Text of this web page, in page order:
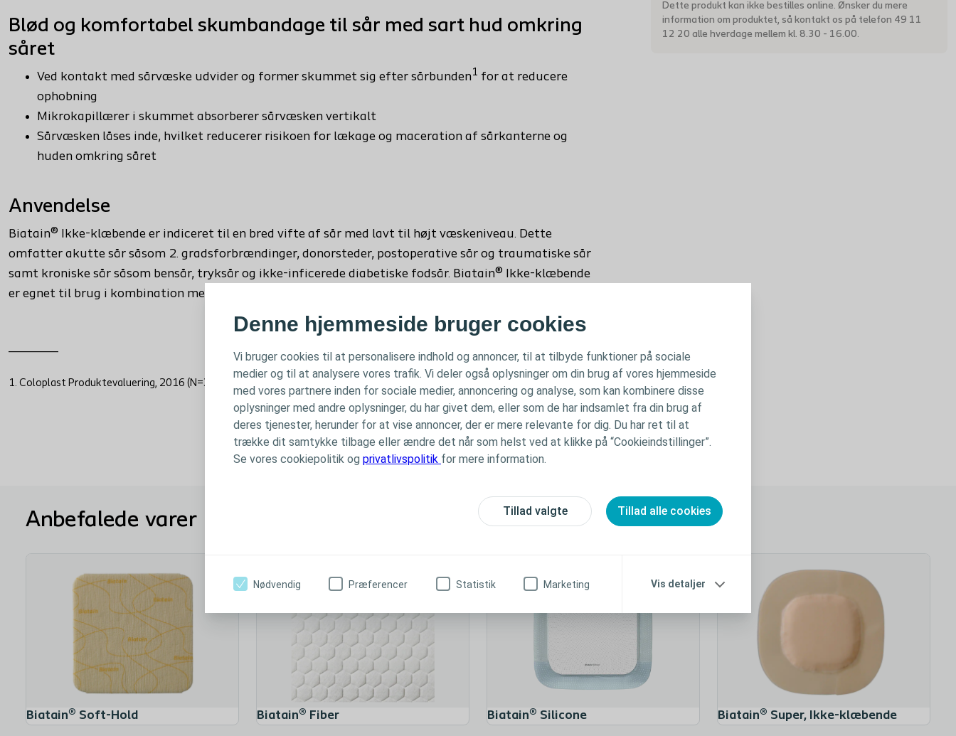
Denne hjemmeside bruger cookies
Vi bruger cookies til at personalisere indhold og annoncer, til at tilbyde funktioner på sociale
medier og til at analysere vores trafik. Vi deler også oplysninger om din brug af vores hjemmeside
med vores partnere inden for sociale medier, annoncering og analyse, som kan kombinere disse
oplysninger med andre oplysninger, du har givet dem, eller som de har indsamlet fra din brug af
deres tjenester, herunder for at vise annoncer, der er mere relevante for dig. Du har ret til at
trække dit samtykke tilbage eller ændre det når som helst ved at klikke på “Cookieindstillinger”.
Se vores cookiepolitik og privatlivspolitik for mere information.
Tillad valgte Tillad alle cookies
Nødvendig Præferencer Statistik Marketing Vis detaljer
3412 - 10 x 20 cm
Dette produkt kan ikke bestilles online. Ønsker du mere
information om produktet, så kontakt os på telefon 49 11
12 20 alle hverdage mellem kl. 8.30 - 16.00.
Blød og komfortabel skumbandage til sår med sart hud omkring
såret
Ved kontakt med sårvæske udvider og former skummet sig efter sårbunden 1 for at reducere
ophobning
Mikrokapillærer i skummet absorberer sårvæsken vertikalt
Sårvæsken låses inde, hvilket reducerer risikoen for lækage og maceration af sårkanterne og
huden omkring såret
Anvendelse
Biatain® Ikke-klæbende er indiceret til en bred vifte af sår med lavt til højt væskeniveau. Dette
omfatter akutte sår såsom 2. gradsforbrændinger, donorsteder, postoperative sår og traumatiske sår
samt kroniske sår såsom bensår, tryksår og ikke-inficerede diabetiske fodsår. Biatain® Ikke-klæbende
er egnet til brug i kombination med kompressionsbehandling og kan blive siddende i op til 7 dage.
1. Coloplast Produktevaluering, 2016 (N=353)
Anbefalede varer
Biatain® Soft-Hold Biatain® Fiber Biatain® Silicone Biatain® Super, Ikke-klæbende